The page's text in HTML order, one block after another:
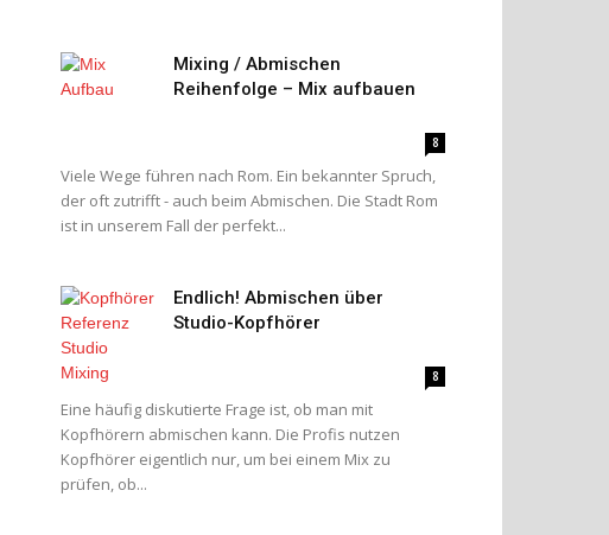
Mixing / Abmischen
Reihenfolge – Mix aufbauen
8
Viele Wege führen nach Rom. Ein bekannter Spruch,
der oft zutrifft - auch beim Abmischen. Die Stadt Rom
ist in unserem Fall der perfekt...
Endlich! Abmischen über
Studio-Kopfhörer
8
Eine häufig diskutierte Frage ist, ob man mit
Kopfhörern abmischen kann. Die Profis nutzen
Kopfhörer eigentlich nur, um bei einem Mix zu
prüfen, ob...